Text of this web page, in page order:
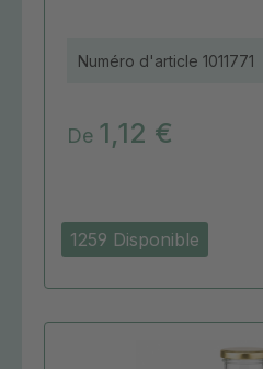
1259 Disponible
Numéro d'article 1011771
De 1,12 €